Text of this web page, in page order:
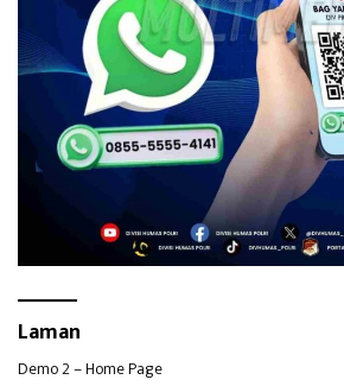
Laman
Demo 2 – Home Page